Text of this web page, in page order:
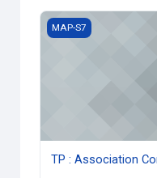
TP : Association
MAP-S7
TP : Association